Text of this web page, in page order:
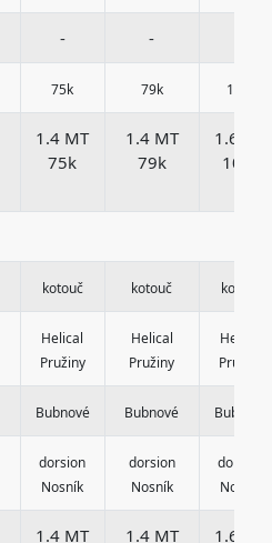
- -
75k 79k 103k
1.4 MT
75k
1.4 MT
79k
1.6 MT
103k
kotouč kotouč kotouč
Helical
Pružiny
Helical
Pružiny
Helical
Pružiny
Bubnové Bubnové Bubnové
dorsion
Nosník
dorsion
Nosník
dorsion
Nosník
1.4 MT
1.4 MT
1.6 MT